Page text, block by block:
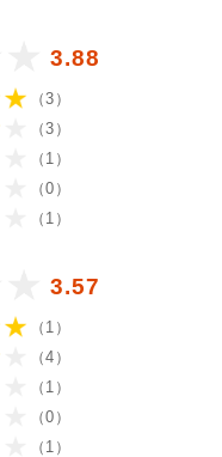
3.88
（3）
（3）
（1）
（0）
（1）
3.57
（1）
（4）
（1）
（0）
（1）